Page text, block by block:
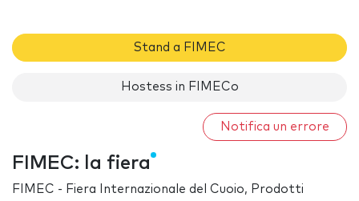
Stand a FIMEC
Hostess in FIMECo
Notifica un errore
FIMEC: la fiera
FIMEC - Fiera Internazionale del Cuoio, Prodotti